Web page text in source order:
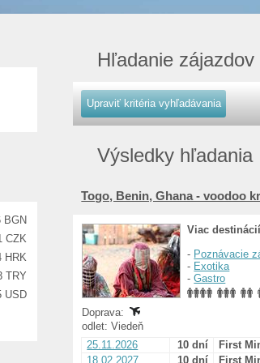
Hľadanie zájazdov
Výsledky hľadania
Togo, Benin, Ghana - voodoo
Viac destinácií
- Poznávacie
- Exotika
-Gastro
Doprava:
odlet: Viedeň
25.11.2026
10 dní First
18.02.2027
10 dní First
BGN
CZK
HRK
TRY
USD